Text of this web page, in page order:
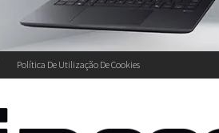
Política De Utilização De Cookies